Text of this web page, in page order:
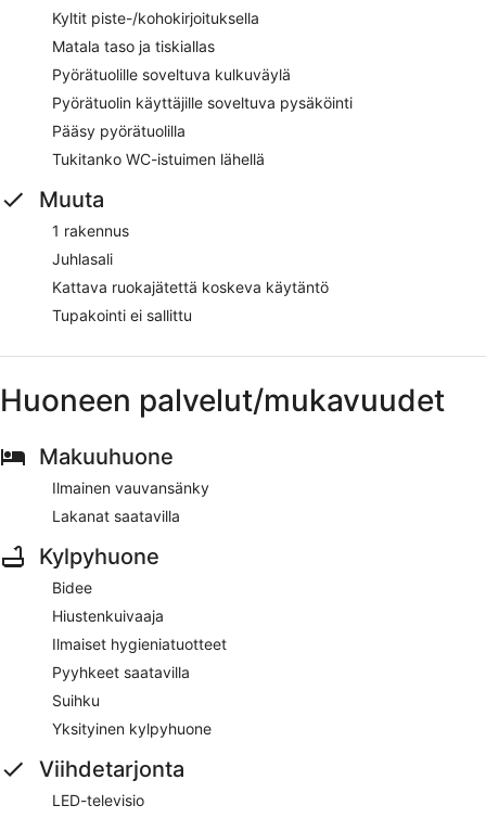
Kyltit piste-/kohokirjoituksella
Matala taso ja tiskiallas
Pyörätuolille soveltuva kulkuväylä
Pyörätuolin käyttäjille soveltuva pysäköinti
Pääsy pyörätuolilla
Tukitanko WC-istuimen lähellä
Muuta
1 rakennus
Juhlasali
Kattava ruokajätettä koskeva käytäntö
Tupakointi ei sallittu
Huoneen palvelut/mukavuudet
Makuuhuone
Ilmainen vauvansänky
Lakanat saatavilla
Kylpyhuone
Bidee
Hiustenkuivaaja
Ilmaiset hygieniatuotteet
Pyyhkeet saatavilla
Suihku
Yksityinen kylpyhuone
Viihdetarjonta
LED-televisio